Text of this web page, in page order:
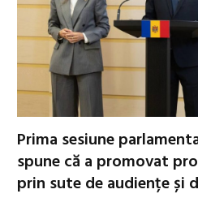
Prima sesiune
spune că a promovat
prin sute de audiențe și